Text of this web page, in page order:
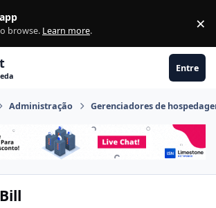
browse. Learn more. ×
Entre
Administração Gerenciadores de